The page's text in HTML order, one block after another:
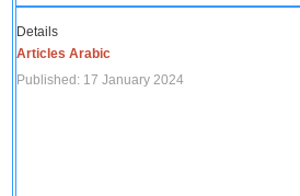
Details
Articles Arabic
Published: 17 January 2024